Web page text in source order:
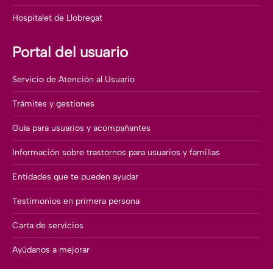
Hospitalet de Llobregat
Portal del usuario
Servicio de Atención al Usuario
Trámites y gestiones
Guía para usuarios y acompañantes
Información sobre trastornos para usuarios y familias
Entidades que te pueden ayudar
Testimonios en primera persona
Carta de servicios
Ayúdanos a mejorar